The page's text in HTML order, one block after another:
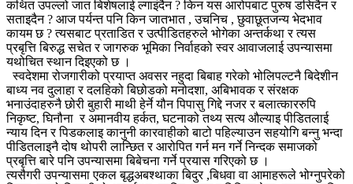
कथित उपल्लो जात बिशेषलाई ल्गाइंदैन ? किन यस आरोपबाट पुरुष डसिदैन र
सताइदैन ? आज पर्यन्त पनि किन जातभात , उचनिच , छुवाछूतजन्य भेदभाव
कायम छ ? त्यसबाट प्रताडित र उत्पीडितहरुले भोगेका अन्तर्कथा र त्यस
प्रबृत्ति बिरुद्ध सचेत र जागरुक भूमिका निर्वाहको स्वर आवाजलाई उपन्यासमा
यथोचित स्थान दिइएको छ ।
स्वदेशमा रोजगारीको प्रयाप्त अवसर नहुदा बिबाह गरेको भोलिपल्टनै बिदेशीन
बाध्य नव दुलाहा र दलहिको बिछोडको मनोदशा, अबिभावक र संरक्षक
भनाउंदाहरुनै छोरी बुहारी माथी हेर्ने यौन पिपासु गिद्दे नजर र बलात्काररुपि
निकृष्ट, घिनौना र अमानवीय हर्कत, घटनाको तथ्य सत्य औल्याइ पीडितलाई
न्याय दिन र पिडकलाइ कानुनी कारवाहीको बाटो पहिल्याउन सहयोगि बन्नु भन्दा
पीडितलाइनै दोष थोपरी लान्छित र आरोपित गर्न मन गर्ने निन्दक समाजको
प्रबृत्ति बारे पनि उपन्यासमा बिबेचना गर्ने प्रयास गरिएको छ ।
त्यसैगरी उपन्यासमा एकल बृद्धअबश्थाका बिदुर ,बिधवा वा आमाहरूले भोग्नुपरेको